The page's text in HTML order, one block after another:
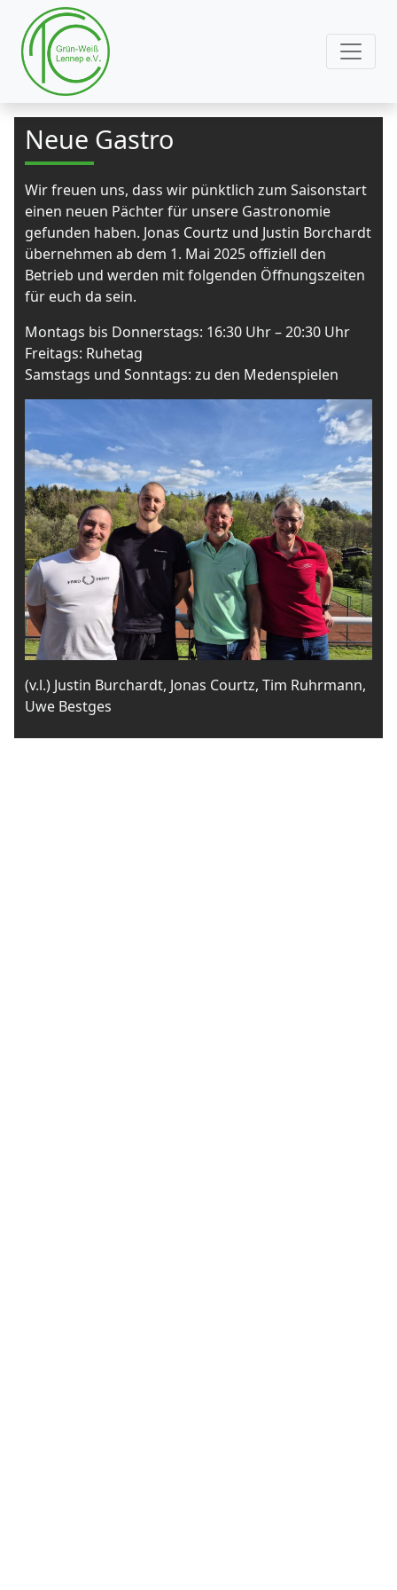
Neue Gastro
Wir freuen uns, dass wir pünktlich zum Saisonstart
einen neuen Pächter für unsere Gastronomie
gefunden haben. Jonas Courtz und Justin Borchardt
übernehmen ab dem 1. Mai 2025 offiziell den
Betrieb und werden mit folgenden Öffnungszeiten
für euch da sein.
Montags bis Donnerstags: 16:30 Uhr – 20:30 Uhr
Freitags: Ruhetag
Samstags und Sonntags: zu den Medenspielen
(v.l.) Justin Burchardt, Jonas Courtz, Tim Ruhrmann,
Uwe Bestges